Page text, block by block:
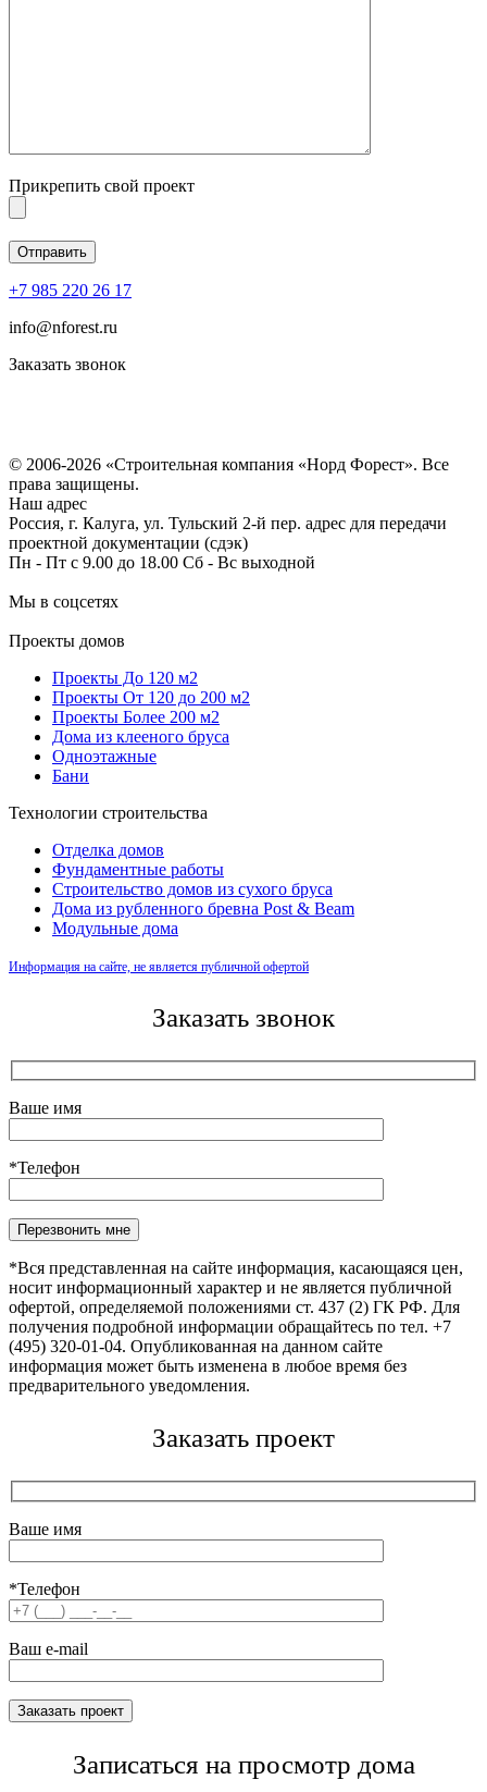
Прикрепить свой проект
+7 985 220 26 17
info@nforest.ru
Заказать звонок
© 2006-2026 «Строительная компания «Норд Форест». Все
права защищены.
Наш адрес
Россия, г. Калуга, ул. Тульский 2-й пер. адрес для передачи
проектной документации (сдэк)
Пн - Пт с 9.00 до 18.00 Сб - Вс выходной
Мы в соцсетях
Проекты домов
Проекты До 120 м2
Проекты От 120 до 200 м2
Проекты Более 200 м2
Дома из клееного бруса
Одноэтажные
Бани
Технологии строительства
Отделка домов
Фундаментные работы
Строительство домов из сухого бруса
Дома из рубленного бревна Post & Beam
Модульные дома
Информация на сайте, не является публичной офертой
Заказать звонок
Ваше имя
*Телефон
Оставьте это поле пустым.
*Вся представленная на сайте информация, касающаяся цен,
носит информационный характер и не является публичной
офертой, определяемой положениями ст. 437 (2) ГК РФ. Для
получения подробной информации обращайтесь по тел. +7
(495) 320-01-04. Опубликованная на данном сайте
информация может быть изменена в любое время без
предварительного уведомления.
Заказать проект
Ваше имя
*Телефон
Ваш e-mail
Записаться на просмотр дома